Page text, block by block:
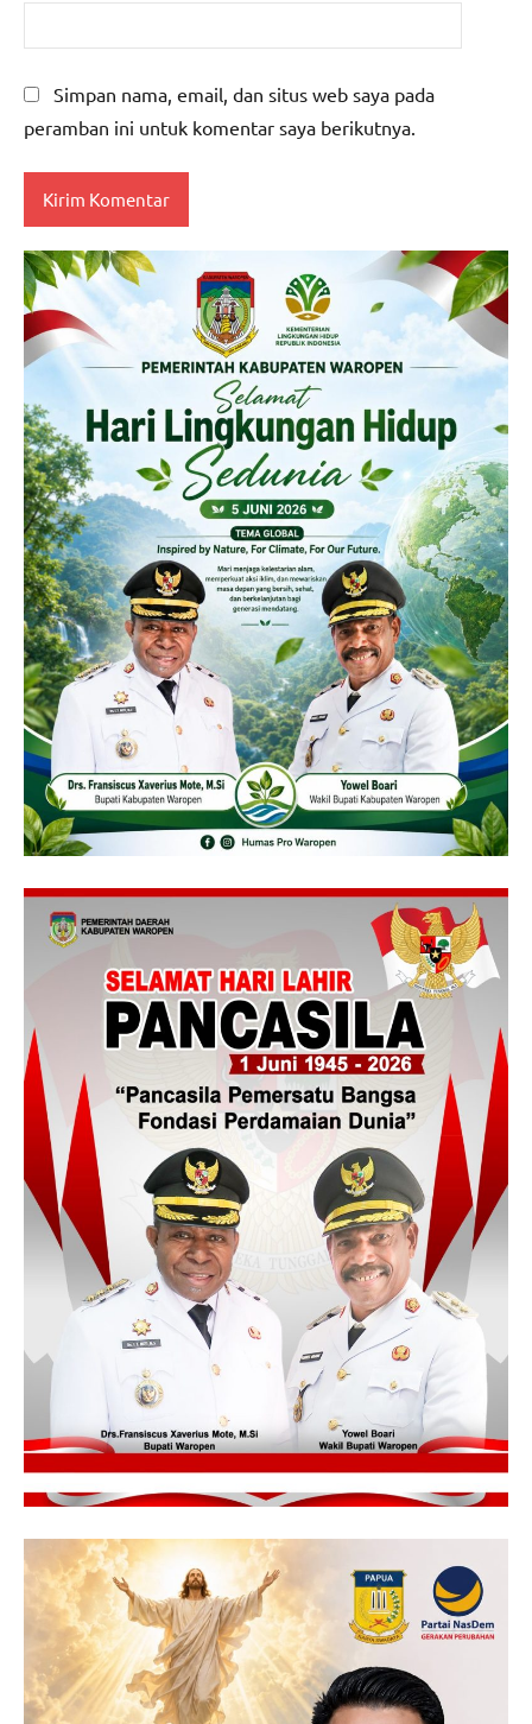
Simpan nama, email, dan situs web saya pada
peramban ini untuk komentar saya berikutnya.